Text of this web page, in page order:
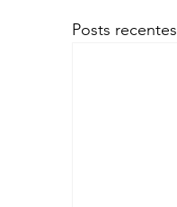
Posts recentes